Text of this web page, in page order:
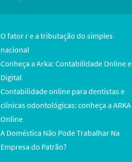
O fator r e a tributação do simples
nacional
Conheça a Arka: Contabilidade Online e
Digital
Contabilidade online para dentistas e
clínicas odontológicas: conheça a ARKA
Online
A Doméstica Não Pode Trabalhar Na
Empresa do Patrão?